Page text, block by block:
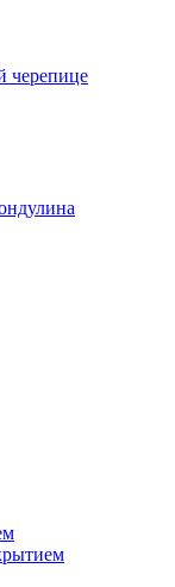
черепице